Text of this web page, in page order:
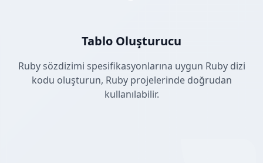
Tablo Oluşturucu
Ruby sözdizimi spesifikasyonlarına uygun Ruby dizi
kodu oluşturun, Ruby projelerinde doğrudan
kullanılabilir.